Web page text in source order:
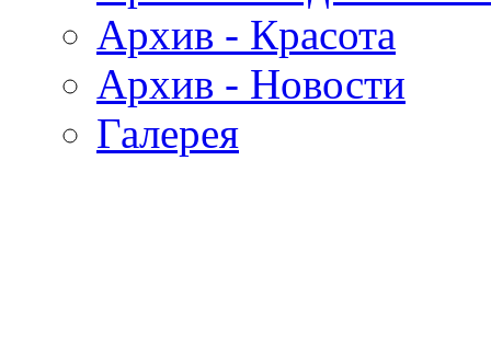
Архив - Красота
Архив - Новости
Галерея